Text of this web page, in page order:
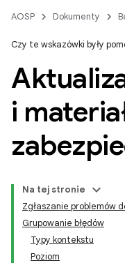
AOSP Dokumenty
Czy te wskazówki były
i
Na tej stronie
Zgłaszanie problemów
Grupowanie błędów
Typy kontekstu
Poziom